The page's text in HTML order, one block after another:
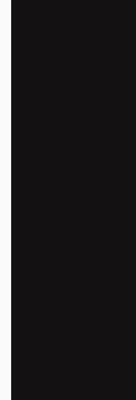
Campanha e
equipamentos,
Nesta etapa
projeto para a
resultado tivemos
como adesão de
Oficina de
comunidade,
capacitamos a
3) OFICINA DE
Oficina de
urbana e co-criação